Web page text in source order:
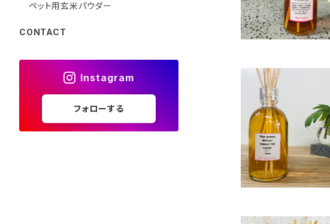
ペット用玄米パウダー
CONTACT
Instagram
フォローする